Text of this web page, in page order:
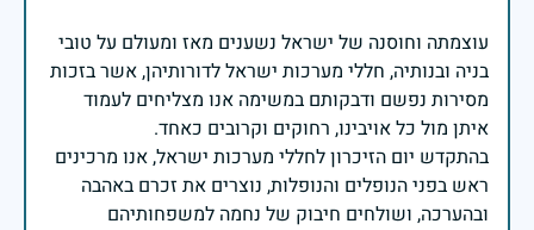
עוצמתה וחוסנה של ישראל נשענים מאז ומעולם על טובי
בניה ובנותיה, חללי מערכות ישראל לדורותיהן, אשר בזכות
מסירות נפשם ודבקותם במשימה אנו מצליחים לעמוד
בהתקדש יום הזיכרון לחללי מערכות ישראל, אנו מרכינים
ראש בפני הנופלים והנופלות, נוצרים את זכרם באהבה
ובהערכה, ושולחים חיבוק של נחמה למשפחותיהם